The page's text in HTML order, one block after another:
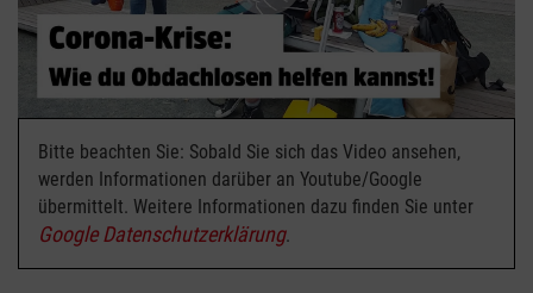
Bitte beachten Sie: Sobald Sie sich das Video ansehen,
werden Informationen darüber an Youtube/Google
übermittelt. Weitere Informationen dazu finden Sie unter
Google Datenschutzerklärung.